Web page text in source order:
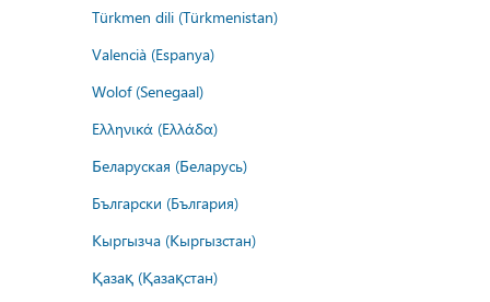
Türkmen dili (Türkmenistan)
Valencià (Espanya)
Wolof (Senegaal)
Ελληνικά (Ελλάδα)
Беларуская (Беларусь)
Български (България)
Кыргызча (Кыргызстан)
Қазақ (Қазақстан)